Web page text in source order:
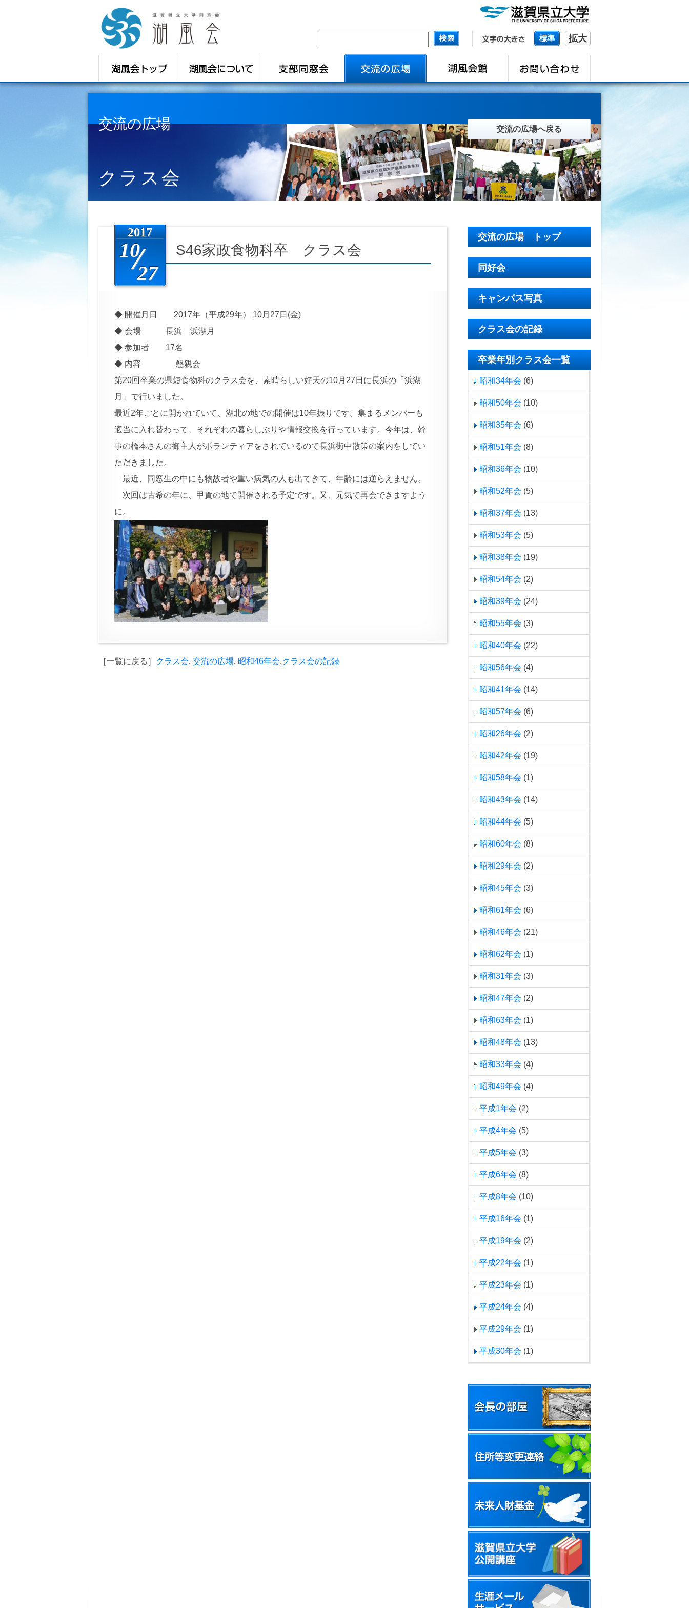
標準 拡大
交流の広場 交流の広場へ戻る
クラス会
2017
10
27
S46家政食物科卒 クラス会
◆ 開催月日 2017年（平成29年） 10月27日(金)
◆ 会場 長浜 浜湖月
◆ 参加者 17名
◆ 内容 懇親会
第20回卒業の県短食物科のクラス会を、素晴らしい好天の10月27日に長浜の「浜湖
月」で行いました。
最近2年ごとに開かれていて、湖北の地での開催は10年振りです。集まるメンバーも
適当に入れ替わって、それぞれの暮らしぶりや情報交換を行っています。今年は、幹
事の橋本さんの御主人がボランティアをされているので長浜街中散策の案内をしてい
ただきました。
最近、同窓生の中にも物故者や重い病気の人も出てきて、年齢には逆らえません。
次回は古希の年に、甲賀の地で開催される予定です。又、元気で再会できますよう
に。
［一覧に戻る］ クラス会, 交流の広場, 昭和46年会,クラス会の記録
交流の広場 トップ
同好会
キャンパス写真
クラス会の記録
卒業年別クラス会一覧
昭和34年会 (6)
昭和50年会 (10)
昭和35年会 (6)
昭和51年会 (8)
昭和36年会 (10)
昭和52年会 (5)
昭和37年会 (13)
昭和53年会 (5)
昭和38年会 (19)
昭和54年会 (2)
昭和39年会 (24)
昭和55年会 (3)
昭和40年会 (22)
昭和56年会 (4)
昭和41年会 (14)
昭和57年会 (6)
昭和26年会 (2)
昭和42年会 (19)
昭和58年会 (1)
昭和43年会 (14)
昭和44年会 (5)
昭和60年会 (8)
昭和29年会 (2)
昭和45年会 (3)
昭和61年会 (6)
昭和46年会 (21)
昭和62年会 (1)
昭和31年会 (3)
昭和47年会 (2)
昭和63年会 (1)
昭和48年会 (13)
昭和33年会 (4)
昭和49年会 (4)
平成1年会 (2)
平成4年会 (5)
平成5年会 (3)
平成6年会 (8)
平成8年会 (10)
平成16年会 (1)
平成19年会 (2)
平成22年会 (1)
平成23年会 (1)
平成24年会 (4)
平成29年会 (1)
平成30年会 (1)